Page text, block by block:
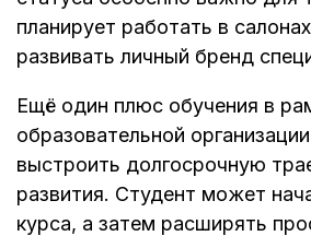
планирует работать в
развивать личный бренд
Ещё один плюс обучения в
образовательной
выстроить долгосрочную
развития. Студент может
курса, а затем расширять